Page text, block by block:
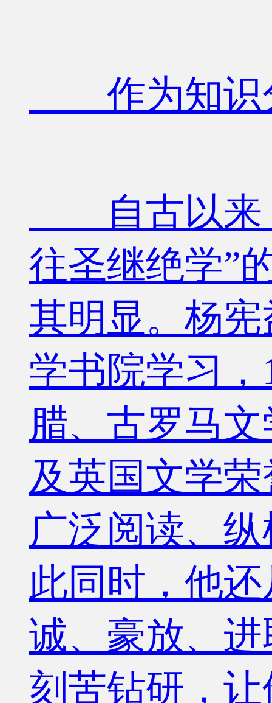
作为知识
自古以来，
往圣继绝学”
其明显。杨
学书院学习
腊、古罗马
及英国文学
广泛阅读、
此同时，他
诚、豪放、
刻苦钻研，